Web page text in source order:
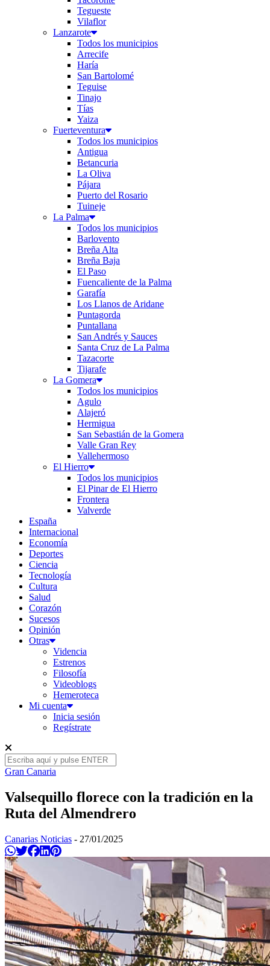
Tegueste
Vilaflor
Lanzarote
Todos los municipios
Arrecife
Haría
San Bartolomé
Teguise
Tinajo
Tías
Yaiza
Fuerteventura
Todos los municipios
Antigua
Betancuria
La Oliva
Pájara
Puerto del Rosario
Tuineje
La Palma
Todos los municipios
Barlovento
Breña Alta
Breña Baja
El Paso
Fuencaliente de la Palma
Garafía
Los Llanos de Aridane
Puntagorda
Puntallana
San Andrés y Sauces
Santa Cruz de La Palma
Tazacorte
Tijarafe
La Gomera
Todos los municipios
Agulo
Alajeró
Hermigua
San Sebastián de la Gomera
Valle Gran Rey
Vallehermoso
El Hierro
Todos los municipios
El Pinar de El Hierro
Frontera
Valverde
España
Internacional
Economía
Deportes
Ciencia
Tecnología
Cultura
Salud
Corazón
Sucesos
Opinión
Otras
Videncia
Estrenos
Filosofía
Videoblogs
Hemeroteca
Mi cuenta
Inicia sesión
Regístrate
Gran Canaria
Valsequillo florece con la tradición en la
Ruta del Almendrero
Canarias Noticias - 27/01/2025
Compartir en Whatsapp
Twittear
Compartir en Facebook
Compartir en Linkedin
Compartir en Pinterest